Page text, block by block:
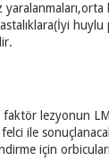
faktör lezyonun
ile
için